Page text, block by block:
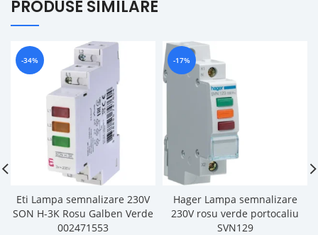
PRODUSE SIMILARE
-34%
Eti Lampa semnalizare 230V
SON H-3K Rosu Galben Verde
002471553
-17%
Hager Lampa semnalizare
230V rosu verde portocaliu
SVN129